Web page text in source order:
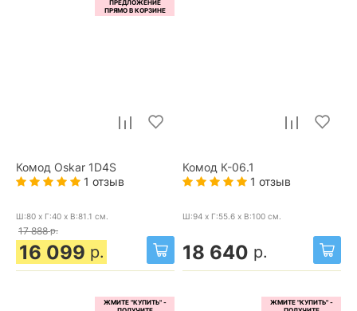
Комод Oskar 1D4S
1 отзыв
Ш:80 x Г:40 x В:81.1 см.
17 888 р.
16 099 р.
Комод К-06.1
1 отзыв
Ш:94 x Г:55.6 x В:100 см.
18 640 р.